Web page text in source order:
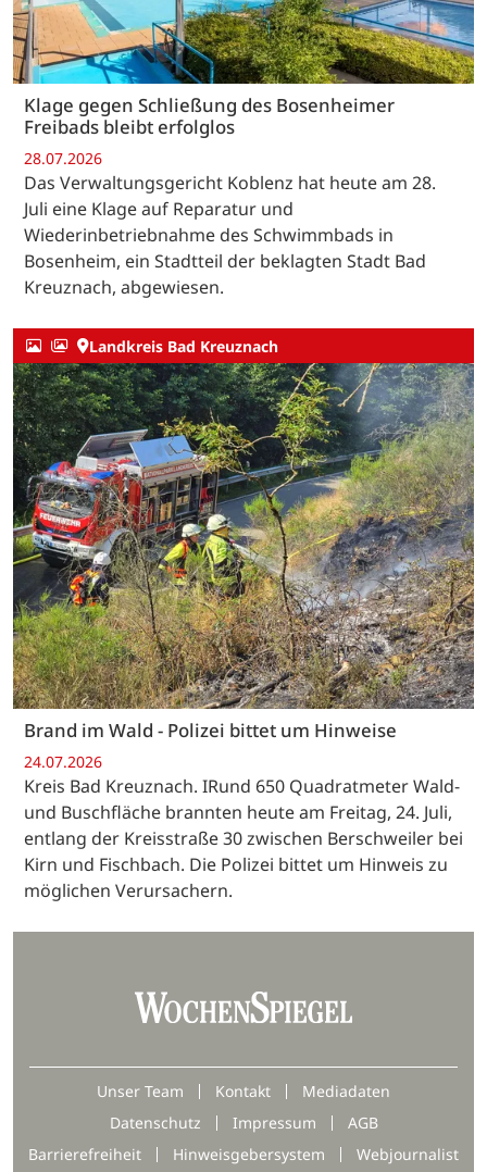
Klage gegen Schließung des Bosenheimer
Freibads bleibt erfolglos
28.07.2026
Das Verwaltungsgericht Koblenz hat heute am 28.
Juli eine Klage auf Reparatur und
Wiederinbetriebnahme des Schwimmbads in
Bosenheim, ein Stadtteil der beklagten Stadt Bad
Kreuznach, abgewiesen.
Landkreis Bad Kreuznach
Brand im Wald - Polizei bittet um Hinweise
24.07.2026
Kreis Bad Kreuznach. IRund 650 Quadratmeter Wald-
und Buschfläche brannten heute am Freitag, 24. Juli,
entlang der Kreisstraße 30 zwischen Berschweiler bei
Kirn und Fischbach. Die Polizei bittet um Hinweis zu
möglichen Verursachern.
Unser Team Kontakt
Mediadaten
Datenschutz
Impressum
AGB
Barrierefreiheit
Hinweisgebersystem Webjournalist